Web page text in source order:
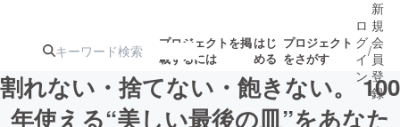
プロジェクトを掲
載するには
はじ
める
プロジェクト
をさがす
ロ
グ
イ
ン
/
新
規
会
員
登
録
割れない・捨てない・飽きない。 100
年使える“美しい最後の皿”をあなた